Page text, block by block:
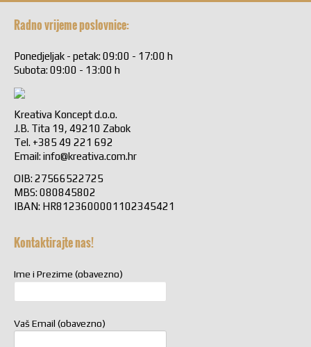
Radno vrijeme poslovnice:
Ponedjeljak - petak: 09:00 - 17:00 h
Subota: 09:00 - 13:00 h
Kreativa Koncept d.o.o.
J.B. Tita 19, 49210 Zabok
Tel. +385 49 221 692
Email: info@kreativa.com.hr
OIB: 27566522725
MBS: 080845802
IBAN: HR8123600001102345421
Kontaktirajte nas!
Ime i Prezime (obavezno)
Vaš Email (obavezno)